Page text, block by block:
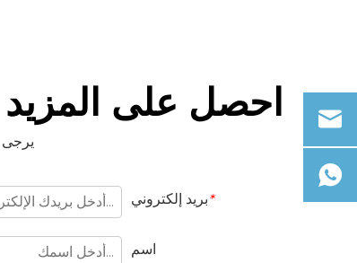
احصل على
يرجى
*بريد إلكتروني
اسم